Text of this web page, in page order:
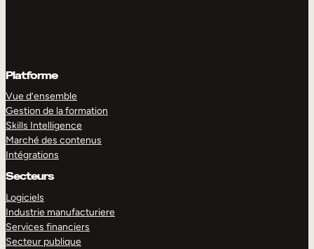
Platforme
Vue d’ensemble
Gestion de la formation
Skills Intelligence
Marché des contenus
Intégrations
Secteurs
Logiciels
Industrie manufacturiere
Services financiers
Secteur publique